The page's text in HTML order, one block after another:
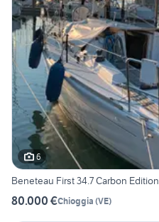
6
Beneteau First 34.7 Carbon Edition
80.000 €Chioggia (VE)